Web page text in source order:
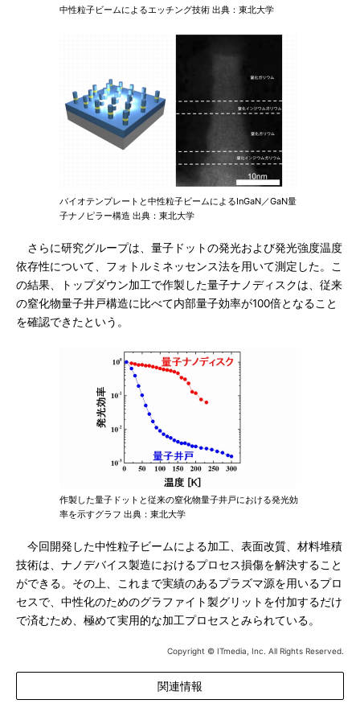
中性粒子ビームによるエッチング技術 出典：東北大学
バイオテンプレートと中性粒子ビームによるInGaN／GaN量
子ナノピラー構造 出典：東北大学
さらに研究グループは、量子ドットの発光および発光強度温度
依存性について、フォトルミネッセンス法を用いて測定した。こ
の結果、トップダウン加工で作製した量子ナノディスクは、従来
の窒化物量子井戸構造に比べて内部量子効率が100倍となること
を確認できたという。
作製した量子ドットと従来の窒化物量子井戸における発光効
率を示すグラフ 出典：東北大学
今回開発した中性粒子ビームによる加工、表面改質、材料堆積
技術は、ナノデバイス製造におけるプロセス損傷を解決すること
ができる。その上、これまで実績のあるプラズマ源を用いるプロ
セスで、中性化のためのグラファイト製グリットを付加するだけ
で済むため、極めて実用的な加工プロセスとみられている。
Copyright © ITmedia, Inc. All Rights Reserved.
関連情報